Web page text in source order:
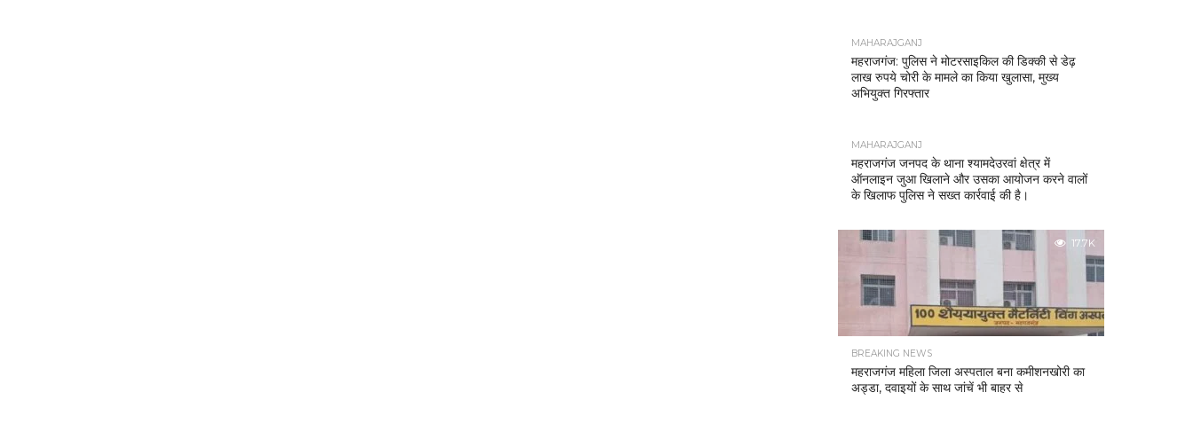
MAHARAJGANJ
महराजगंज: पुलिस ने मोटरसाइकिल की डिक्की से डेढ़
लाख रुपये चोरी के मामले का किया खुलासा, मुख्य
अभियुक्त गिरफ्तार
MAHARAJGANJ
महराजगंज जनपद के थाना श्यामदेउरवां क्षेत्र में
ऑनलाइन जुआ खिलाने और उसका आयोजन करने वालों
के खिलाफ पुलिस ने सख्त कार्रवाई की है।
17.7K
BREAKING NEWS
महराजगंज महिला जिला अस्पताल बना कमीशनखोरी का
अड्डा, दवाइयों के साथ जांचें भी बाहर से